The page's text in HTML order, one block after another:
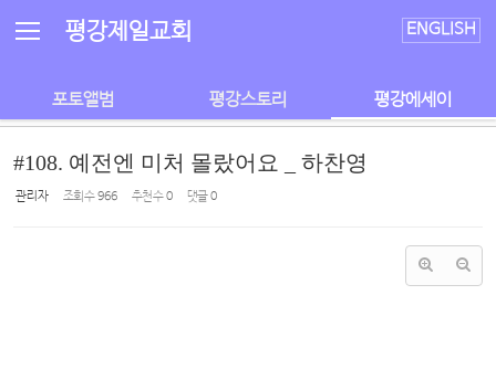
평강제일교회 ENGLISH
포토앨범 평강스토리 평강에세이
#108. 예전엔 미처 몰랐어요 _ 하찬영
관리자 조회 수966 추천 수0 댓글0